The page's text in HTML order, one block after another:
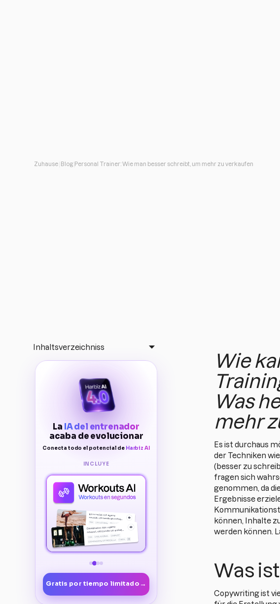
Zuhause Blog Personal Trainer: Wie man besser schreibt, um mehr zu verkaufen
Inhaltsverzeichniss
La IA del entrenador
acaba de evolucionar
Conecta todo el potencial de Harbiz AI
INCLUYE
Gratis por tiempo limitado→
Wie
Was
mehr
Es ist durchaus
der Techniken
(besser zu
fragen sich
genommen, da
Ergebnisse
können, Inhalte
werden können.
Was
Copywriting ist